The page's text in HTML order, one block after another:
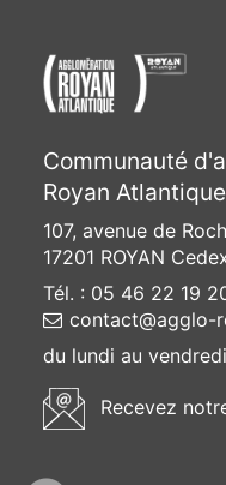
Communauté
Royan Atlantique
107, avenue de
17201 ROYAN
Tél. : 05 46 22 19
contact@agglo-
du lundi au
Recevez